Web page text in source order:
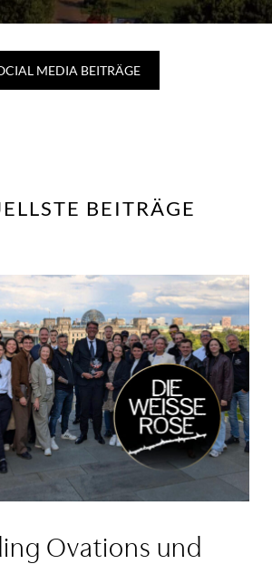
MEDIA BEITRÄGE
BEITRÄGE
Ovations und